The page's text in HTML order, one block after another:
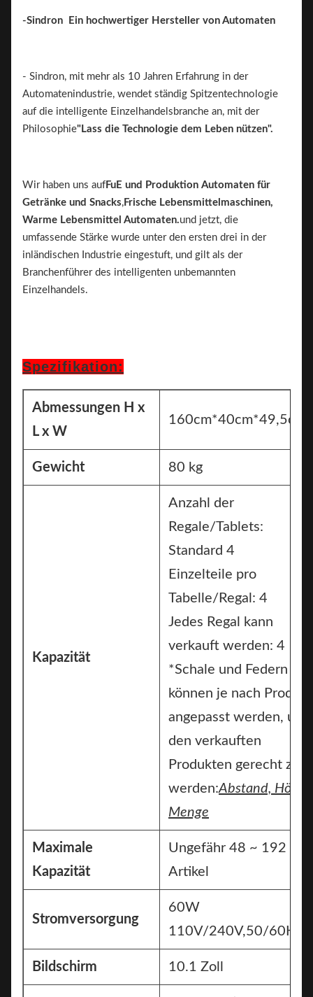
-Sindron ­ Ein hochwertiger Hersteller von Automaten
- Sindron, mit mehr als 10 Jahren Erfahrung in der
Automatenindustrie, wendet ständig Spitzentechnologie
auf die intelligente Einzelhandelsbranche an, mit der
Philosophie"Lass die Technologie dem Leben nützen".
Wir haben uns auf FuE und Produktion Automaten für
Getränke und Snacks, Frische Lebensmittelmaschinen,
Warme Lebensmittel Automaten.und jetzt, die
umfassende Stärke wurde unter den ersten drei in der
inländischen Industrie eingestuft, und gilt als der
Branchenführer des intelligenten unbemannten
Einzelhandels.
Spezifikation:
Abmessungen H x
L x W
160cm*40cm*49,5cm
Gewicht 80 kg
Kapazität
Anzahl der
Regale/Tablets:
Standard 4
Einzelteile pro
Tabelle/Regal: 4
Jedes Regal kann
verkauft werden: 4
*Schale und Federn
können je nach Produkt
angepasst werden, um
den verkauften
Produkten gerecht zu
werden:Abstand, Höhe,
Menge
Maximale
Kapazität
Ungefähr 48 ~ 192
Artikel
Stromversorgung
60W
110V/240V,50/60HZ
Bildschirm 10.1 Zoll